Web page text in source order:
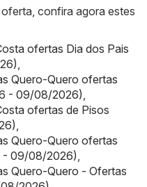
confira agora estes
ofertas Dia dos Pais
,
Quero-Quero ofertas
- 09/08/2026),
ofertas de Pisos
,
Quero-Quero ofertas
- 09/08/2026),
Quero-Quero - Ofertas